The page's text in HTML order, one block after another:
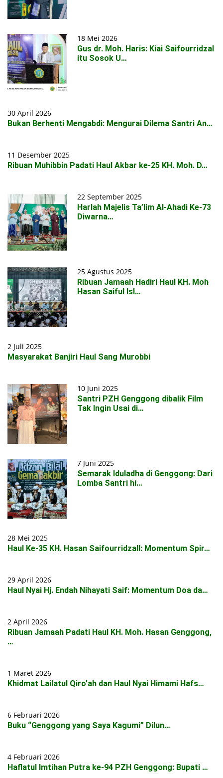
18 Mei 2026
Gus dr. Moh. Haris: Kiai Saifourridzal
itu Sosok U…
30 April 2026
Bukan Berhenti Mengabdi: Mengurai Dilema Santri An…
11 Desember 2025
Ribuan Muhibbin Padati Haul Akbar ke-25 KH. Moh. D…
22 September 2025
Harlah Majelis Ta’lim Al-Ahadi Ke-73
Diwarna…
25 Agustus 2025
Ribuan Jamaah Hadiri Haul KH. Moh
Hasan Saiful Isl…
2 Juli 2025
Masyarakat Banjiri Haul Sang Murobbi
10 Juni 2025
Santri PZH Genggong dibalik Film
Tak Ingin Usai di…
7 Juni 2025
Semarak Iduladha di Genggong: Dari
Lomba Santri hi…
28 Mei 2025
Haul Ke-35 KH. Hasan Saifourridzall: Momentum Spir…
29 April 2026
Haul Nyai Hj. Endah Nihayati Saif: Momentum Doa da…
2 April 2026
Ribuan Jamaah Padati Haul KH. Moh. Hasan Genggong,
…
1 Maret 2026
Khidmat Lailatul Qiro’ah dan Haul Nyai Himami Hafs…
6 Februari 2026
Buku “Genggong yang Saya Kagumi” Dilun…
4 Februari 2026
Haflatul Imtihan Putra ke-94 PZH Genggong: Bupati …